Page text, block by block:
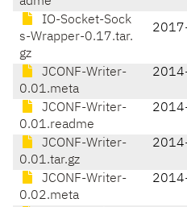
IO-Socket-Sock
s-Wrapper-0.17.tar.
gz
JCONF-Writer-
0.01.meta
JCONF-Writer-
0.01.readme
JCONF-Writer-
0.01.tar.gz
JCONF-Writer-
0.02.meta